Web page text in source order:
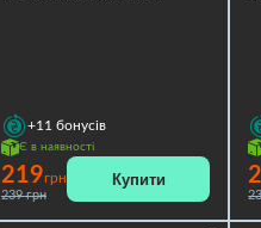
+11 бонусів
Є в наявності
219грн
239 грн
Купити